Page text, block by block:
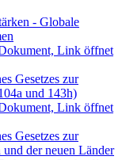
- Globale
Link öffnet
Gesetzes zur
und 143h)
Link öffnet
Gesetzes zur
der neuen Länder